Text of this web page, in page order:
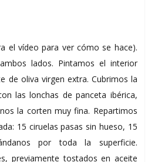
el vídeo para ver cómo se hace).
lados. Pintamos el interior
de oliva virgen extra. Cubrimos la
las lonchas de panceta ibérica,
la corten muy fina. Repartimos
15 ciruelas pasas sin hueso, 15
por toda la superficie.
previamente tostados en aceite